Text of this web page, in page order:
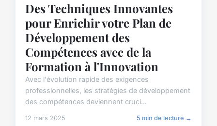
Des Techniques Innovantes
pour Enrichir votre Plan de
Développement des
Compétences avec de la
Formation à l'Innovation
Avec l'évolution rapide des exigences
professionnelles, les stratégies de développement
des compétences deviennent cruci...
12 mars 2025 5 min de lecture →